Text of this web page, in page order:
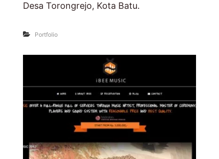
Desa Torongrejo, Kota Batu.
Portfolio